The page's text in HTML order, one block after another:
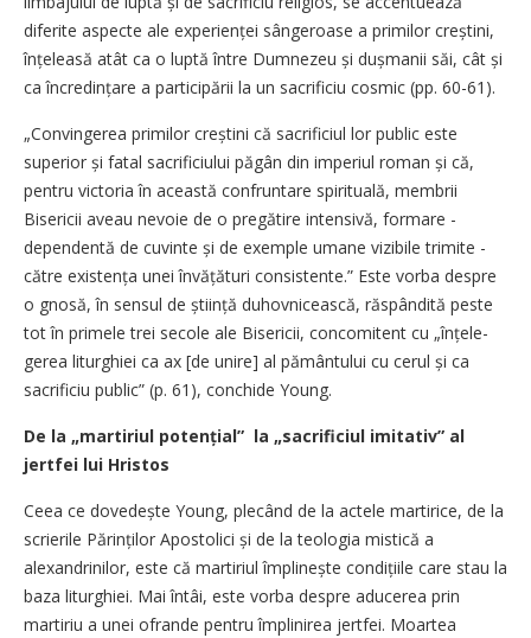
diferite aspecte ale expe­rienței sângeroase a primilor creș­tini,
înțeleasă atât ca o luptă între Dumnezeu și dușmanii săi, cât și
ca încredințare a participării la un sacrificiu cosmic (pp. 60-61).
„Convingerea primilor creștini că sacrificiul lor public este
superior și fatal sacrificiului păgân din ­imperiul roman și că,
pentru victoria în această confruntare spirituală, membrii
Bisericii aveau nevoie de o pregătire intensivă, formare ­
dependentă de cuvinte și de exemple umane vizibile trimite ­
către exis­tența unei învățături consistente.” Este vorba despre
o gnosă, în sensul de știință duhovnicească, răspândită peste
tot în primele trei secole ale Bisericii, concomitent cu „înțele­
gerea liturghiei ca ax [de unire] al pământului cu cerul și ca
sacrificiu public” (p. 61), conchide Young.
De la „martiriul potențial” la „sacrificiul imitativ” al
jertfei lui Hristos
Ceea ce dovedește Young, plecând de la actele martirice, de la
scrierile Părinților Apostolici și de la teologia mistică a
alexandrinilor, este că martiriul împlinește condițiile care stau la
baza liturghiei. Mai întâi, este vorba despre aducerea prin
martiriu a unei ofrande pentru împlinirea jertfei. Moartea